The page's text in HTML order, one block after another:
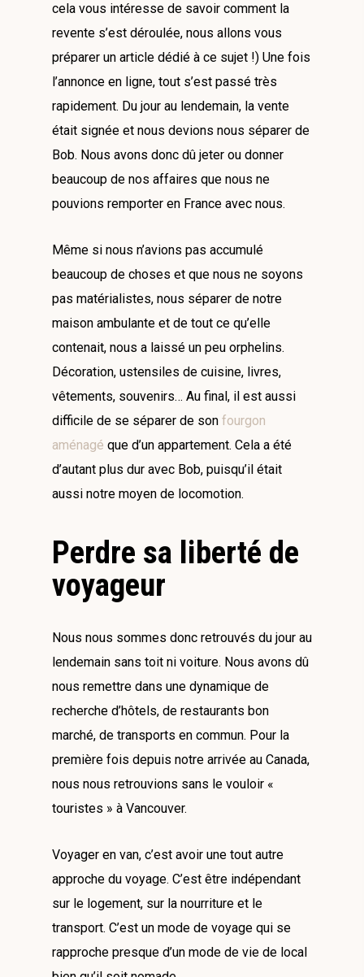
cela vous intéresse de savoir comment la
revente s’est déroulée, nous allons vous
préparer un article dédié à ce sujet !) Une fois
l’annonce en ligne, tout s’est passé très
rapidement. Du jour au lendemain, la vente
était signée et nous devions nous séparer de
Bob. Nous avons donc dû jeter ou donner
beaucoup de nos affaires que nous ne
pouvions remporter en France avec nous.
Même si nous n’avions pas accumulé
beaucoup de choses et que nous ne soyons
pas matérialistes, nous séparer de notre
maison ambulante et de tout ce qu’elle
contenait, nous a laissé un peu orphelins.
Décoration, ustensiles de cuisine, livres,
vêtements, souvenirs… Au final, il est aussi
difficile de se séparer de son fourgon
aménagé que d’un appartement. Cela a été
d’autant plus dur avec Bob, puisqu’il était
aussi notre moyen de locomotion.
Perdre sa liberté de
voyageur
Nous nous sommes donc retrouvés du jour au
lendemain sans toit ni voiture. Nous avons dû
nous remettre dans une dynamique de
recherche d’hôtels, de restaurants bon
marché, de transports en commun. Pour la
première fois depuis notre arrivée au Canada,
nous nous retrouvions sans le vouloir «
touristes » à Vancouver.
Voyager en van, c’est avoir une tout autre
approche du voyage. C’est être indépendant
sur le logement, sur la nourriture et le
transport. C’est un mode de voyage qui se
rapproche presque d’un mode de vie de local